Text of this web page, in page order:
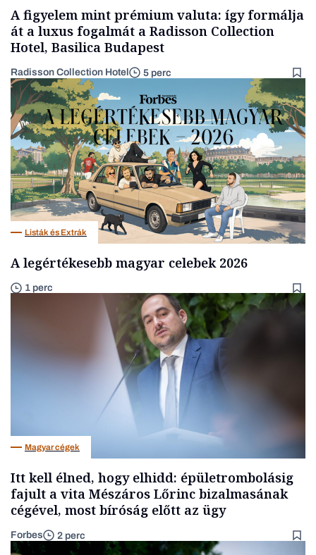
A figyelem mint prémium valuta: így formálja
át a luxus fogalmát a Radisson Collection
Hotel, Basilica Budapest
Radisson Collection Hotel 5 perc
Listák és Extrák
A legértékesebb magyar celebek 2026
1 perc
Magyar cégek
Itt kell élned, hogy elhidd: épületrombolásig
fajult a vita Mészáros Lőrinc bizalmasának
cégével, most bíróság előtt az ügy
Forbes 2 perc